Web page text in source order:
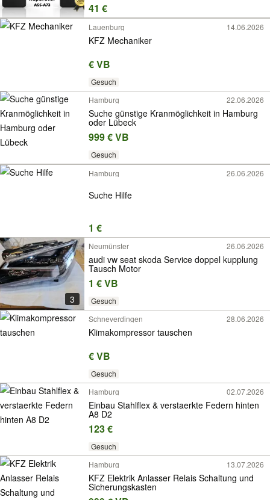
41 €
Lauenburg 14.06.2026
KFZ Mechaniker
€ VB
Gesuch
Hamburg
22.06.2026
Suche günstige Kranmöglichkeit in Hamburg
oder Lübeck
999 € VB
Gesuch
Hamburg
26.06.2026
Suche Hilfe
1 €
3
Neumünster 26.06.2026
audi vw seat skoda Service doppel kupplung
Tausch Motor
1 € VB
Gesuch
Schneverdingen
28.06.2026
Klimakompressor tauschen
€ VB
Gesuch
Hamburg
02.07.2026
Einbau Stahlflex & verstaerkte Federn hinten
A8 D2
123 €
Gesuch
Hamburg
13.07.2026
KFZ Elektrik Anlasser Relais Schaltung und
Sicherungskasten